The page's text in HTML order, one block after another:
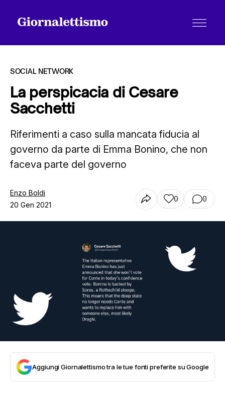
Tutti gli articoli
Chi siamo
Contatti
SOCIAL NETWORK
La perspicacia di Cesare
Sacchetti
Riferimenti a caso sulla mancata fiducia al
governo da parte di Emma Bonino, che non
faceva parte del governo
Enzo Boldi
20 Gen 2021
0 0
Aggiungi Giornalettismo tra le tue fonti preferite su Google